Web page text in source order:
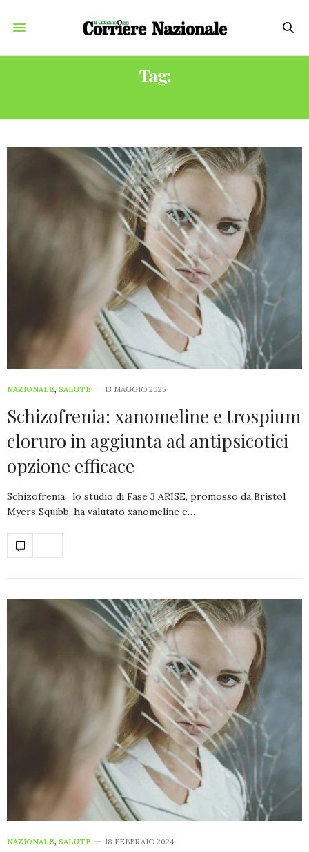
Tag:
NAZIONALE, SALUTE 13 MAGGIO 2025
Schizofrenia: xanomeline e trospium
cloruro in aggiunta ad antipsicotici
opzione efficace
Schizofrenia: lo studio di Fase 3 ARISE, promosso da Bristol
Myers Squibb, ha valutato xanomeline e…
NAZIONALE, SALUTE 18 FEBBRAIO 2024